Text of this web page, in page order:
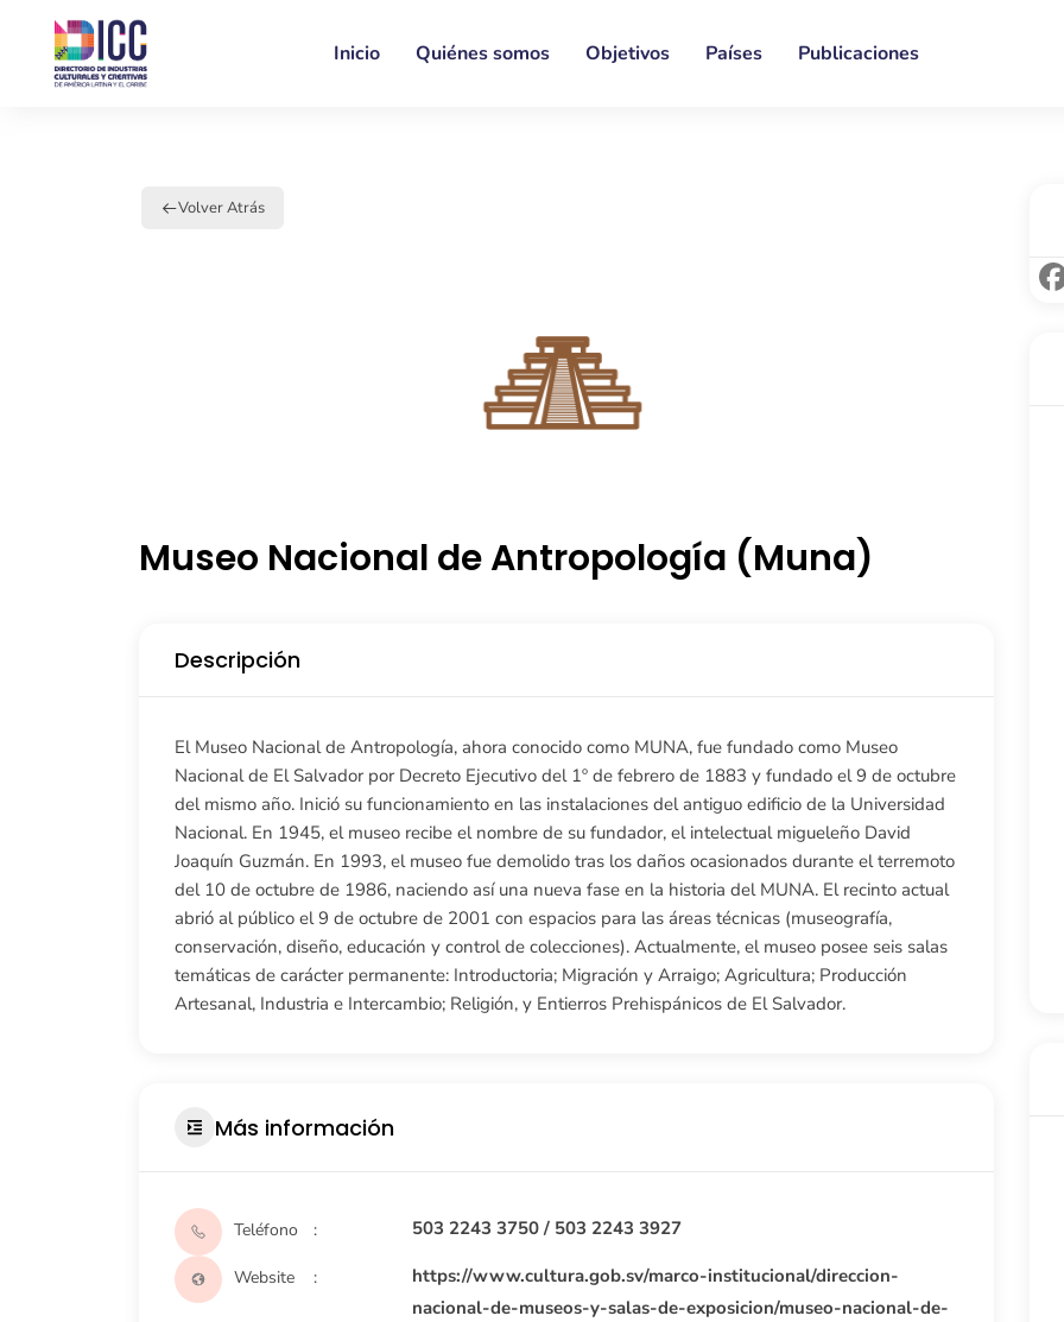
Inicio Quiénes somos Objetivos Países Publicaciones
Volver Atrás
Museo Nacional de Antropología (Muna)
Descripción
El Museo Nacional de Antropología, ahora conocido como MUNA, fue fundado como Museo
Nacional de El Salvador por Decreto Ejecutivo del 1º de febrero de 1883 y fundado el 9 de octubre
del mismo año. Inició su funcionamiento en las instalaciones del antiguo edificio de la Universidad
Nacional. En 1945, el museo recibe el nombre de su fundador, el intelectual migueleño David
Joaquín Guzmán. En 1993, el museo fue demolido tras los daños ocasionados durante el terremoto
del 10 de octubre de 1986, naciendo así una nueva fase en la historia del MUNA. El recinto actual
abrió al público el 9 de octubre de 2001 con espacios para las áreas técnicas (museografía,
conservación, diseño, educación y control de colecciones). Actualmente, el museo posee seis salas
temáticas de carácter permanente: Introductoria; Migración y Arraigo; Agricultura; Producción
Artesanal, Industria e Intercambio; Religión, y Entierros Prehispánicos de El Salvador.
Más información
Teléfono 503 2243 3750 / 503 2243 3927
Website
https://www.cultura.gob.sv/marco-institucional/direccion-
nacional-de-museos-y-salas-de-exposicion/museo-nacional-de-